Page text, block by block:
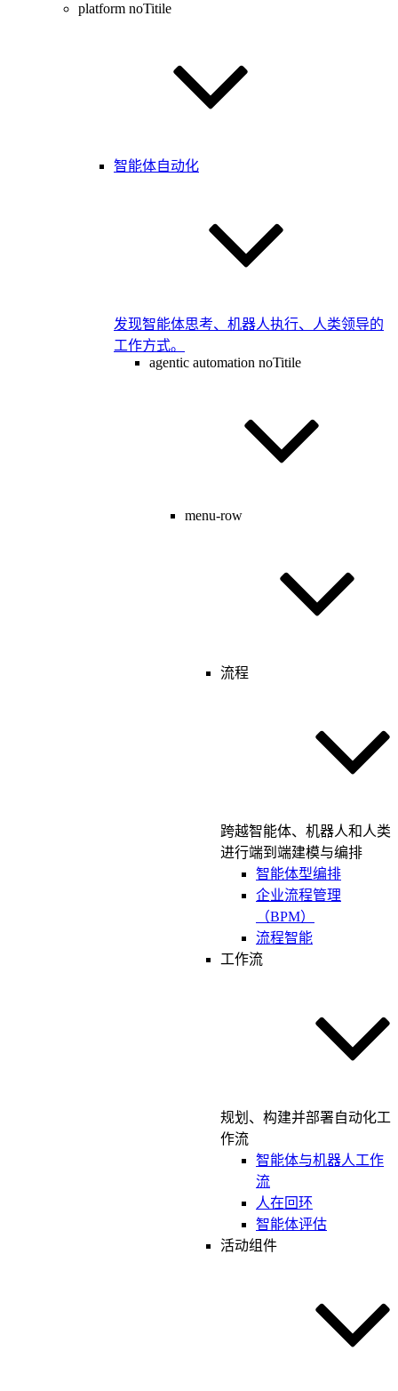
platform noTitile
智能体自动化
发现智能体思考、机器人执行、人类领导的
工作方式。
agentic automation noTitile
menu-row
流程
跨越智能体、机器人和人类
进行端到端建模与编排
智能体型编排
企业流程管理
（BPM）
流程智能
工作流
规划、构建并部署自动化工
作流
智能体与机器人工作
流
人在回环
智能体评估
活动组件